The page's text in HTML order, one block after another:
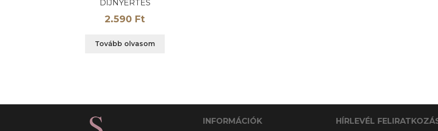
DÍJNYERTES
2.590 Ft
Tovább olvasom
INFORMÁCIÓK HÍRLEVÉL